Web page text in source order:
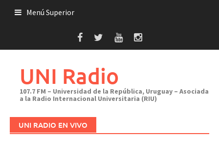
Menú Superior
UNI Radio
107.7 FM – Universidad de la República, Uruguay – Asociada
a la Radio Internacional Universitaria (RIU)
UNI RADIO EN VIVO